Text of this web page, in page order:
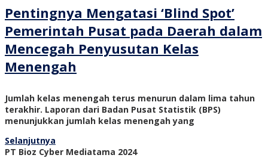
Pentingnya Mengatasi ‘Blind Spot’
Pemerintah Pusat pada Daerah dalam
Mencegah Penyusutan Kelas
Menengah
Jumlah kelas menengah terus menurun dalam lima tahun
terakhir. Laporan dari Badan Pusat Statistik (BPS)
menunjukkan jumlah kelas menengah yang
Selanjutnya
PT Bioz Cyber Mediatama 2024